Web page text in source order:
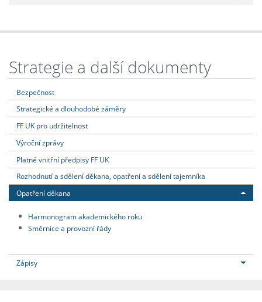
Strategie a další dokumenty
Bezpečnost
Strategické a dlouhodobé záměry
FF UK pro udržitelnost
Výroční zprávy
Platné vnitřní předpisy FF UK
Rozhodnutí a sdělení děkana, opatření a sdělení tajemníka
Opatření děkana
Harmonogram akademického roku
Směrnice a provozní řády
Zápisy